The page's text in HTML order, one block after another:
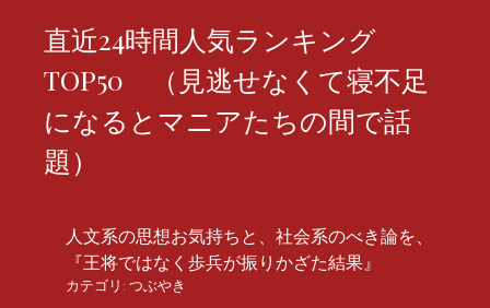
直近24時間人気ランキング
TOP50 （見逃せなくて寝不足
になるとマニアたちの間で話
題）
人文系の思想お気持ちと、社会系のべき論を、
『王将ではなく歩兵が振りかざた結果』
カテゴリ: つぶやき